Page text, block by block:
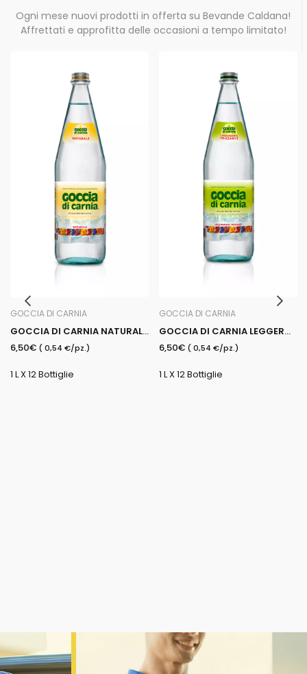
Ogni mese nuovi prodotti in offerta su Bevande Caldana!
Affrettati e approfitta delle occasioni a tempo limitato!
GOCCIA DI CARNIA
GOCCIA DI CARNIA NATURALE 1 L
6,50€ ( 0,54 €/pz.)
1 L X 12 Bottiglie
GOCCIA DI CARNIA
GOCCIA DI CARNIA LEGGERMENTE 1 L
6,50€ ( 0,54 €/pz.)
1 L X 12 Bottiglie